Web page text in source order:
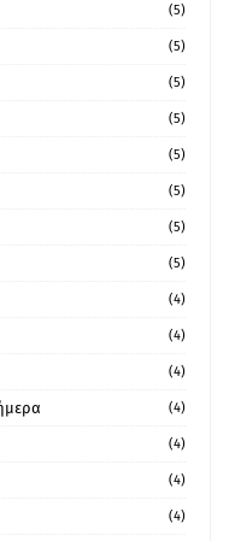
(5)
(5)
(5)
(5)
(5)
(5)
(5)
(5)
(4)
(4)
(4)
(4)
(4)
(4)
(4)